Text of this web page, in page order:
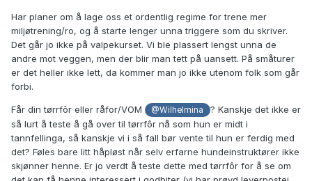
Har planer om å lage oss et ordentlig regime for trene mer
miljøtrening/ro, og å starte lenger unna triggere som du skriver.
Det går jo ikke på valpekurset. Vi ble plassert lengst unna de
andre mot veggen, men der blir man tett på uansett. På småturer
er det heller ikke lett, da kommer man jo ikke utenom folk som går
forbi.
Får din tørrfôr eller råfor/VOM @Wilhelmina ? Kanskje det ikke er
så lurt å teste å gå over til tørrfôr nå som hun er midt i
tannfellinga, så kanskje vi i så fall bør vente til hun er ferdig med
det? Føles bare litt håpløst når selv erfarne hundeinstruktører ikke
skjønner henne. Er jo verdt å teste dette med tørrfôr for å se om